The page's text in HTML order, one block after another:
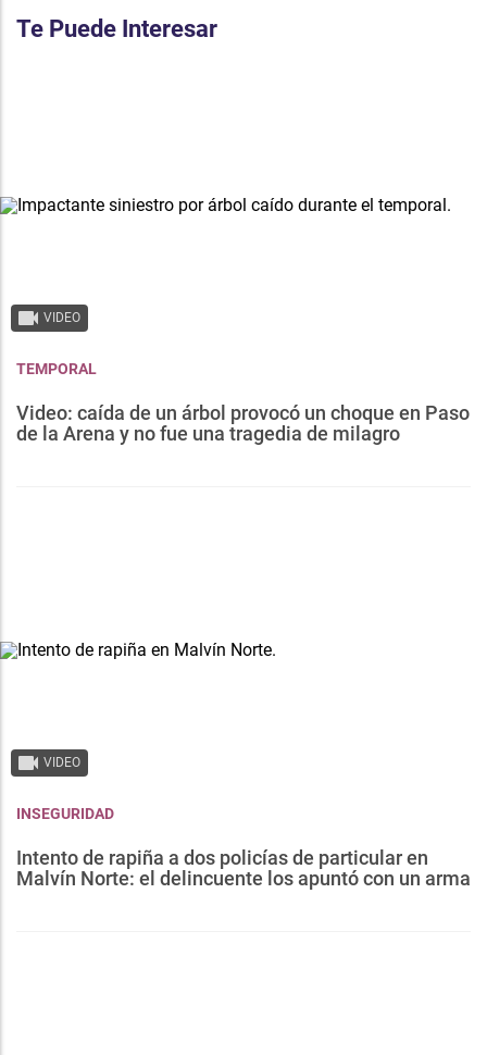
Te Puede Interesar
VIDEO
TEMPORAL
Video: caída de un árbol provocó un choque en Paso
de la Arena y no fue una tragedia de milagro
VIDEO
INSEGURIDAD
Intento de rapiña a dos policías de particular en
Malvín Norte: el delincuente los apuntó con un arma